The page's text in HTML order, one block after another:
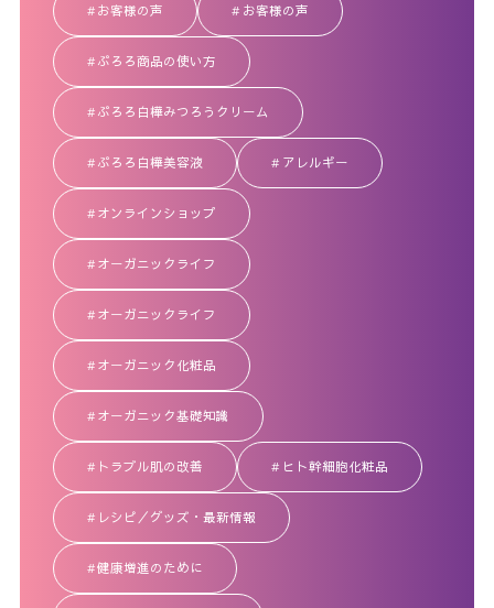
お客様の声 お客様の声
ぷろろ商品の使い方
ぷろろ白樺みつろうクリーム
ぷろろ白樺美容液 アレルギー
オンラインショップ
オーガニックライフ
オーガニックライフ
オーガニック化粧品
オーガニック基礎知識
トラブル肌の改善 ヒト幹細胞化粧品
レシピ／グッズ・最新情報
健康増進のために